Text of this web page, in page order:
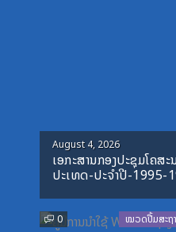
Posted
on
August 4, 2026
ເອກະສານກອງປະຊຸມໂຄສ
ປະເທດ-ປະຈໍາປີ-1995-
0 ໝວດປື້ມສະຖ